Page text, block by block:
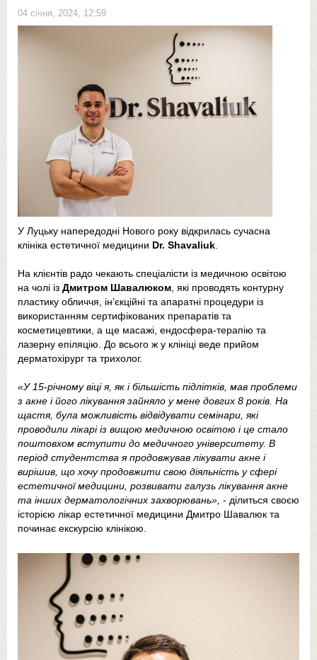
04 січня, 2024, 12:59
У Луцьку напередодні Нового року відкрилась сучасна
клініка естетичної медицини Dr. Shavaliuk
На клієнтів радо чекають спеціалісти із медичною освітою
на чолі із Дмитром Шавалюком , які проводять контурну
пластику обличчя, ін’єкційні та апаратні процедури із
використанням сертифікованих препаратів та
косметицевтики, а ще масажі, ендосфера-терапію та
лазерну епіляцію. До всього ж у клініці веде прийом
дерматохірург та трихолог.
«У 15-річному віці я, як і більшість підлітків, мав проблеми
з акне і його лікування зайняло у мене довгих 8 років. На
щастя, була можливість відвідувати семінари, які
проводили лікарі із вищою медичною освітою і це стало
поштовхом вступити до медичного університету. В
період студентства я продовжував лікувати акне і
вирішив, що хочу продовжити свою діяльність у сфері
естетичної медицини, розвивати галузь лікування акне
та інших дерматологічних захворювань», - ділиться своєю
історією лікар естетичної медицини Дмитро Шавалюк та
починає екскурсію клінікою.